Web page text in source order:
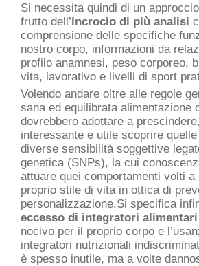
Si necessita quindi di un
frutto dell’incrocio di più analisi
comprensione delle specifiche
nostro corpo, informazioni da
profilo anamnesi, peso corporeo,
vita, lavorativo e livelli di sport
Volendo andare oltre alle regole
sana ed equilibrata alimentazione
dovrebbero adottare a
interessante e utile scoprire
diverse sensibilità soggettive
genetica (SNPs), la cui
attuare quei comportamenti volti a
proprio stile di vita in ottica di
personalizzazione.Si specifica
eccesso di integratori alimentari
nocivo per il proprio corpo e
integratori nutrizionali
è spesso inutile, ma a volte